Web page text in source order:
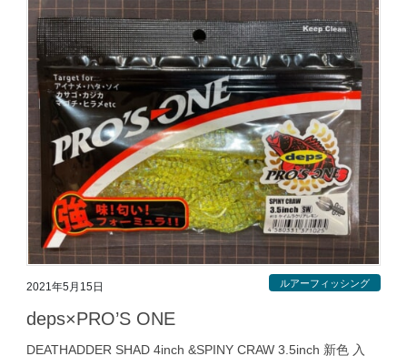
2021年5月15日 ルアーフィッシング
deps×PRO’S ONE
DEATHADDER SHAD 4inch &SPINY CRAW 3.5inch 新色 入